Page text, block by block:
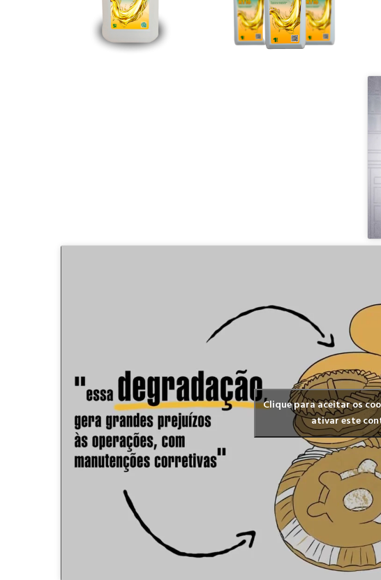
Clique para aceitar os
ativar este